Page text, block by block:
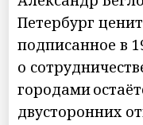
Петербург
подписанное в
о
городами
двусторонних